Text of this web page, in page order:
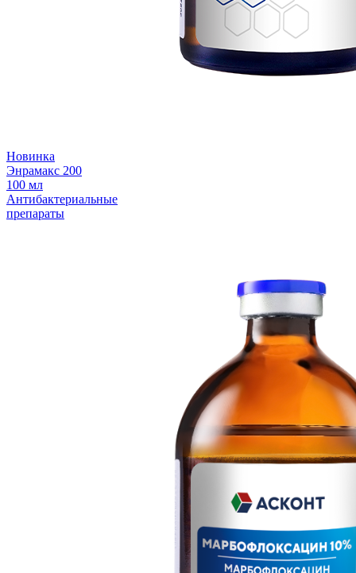
Новинка
Энрамакс 200
100 мл
Антибактериальные
препараты